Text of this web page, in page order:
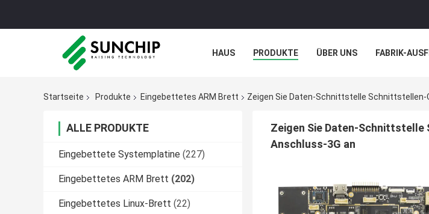
HAUS PRODUKTE ÜBER UNS FABRIK-
Startseite
Produkte Eingebettetes ARM Brett Zeigen Sie Daten-Schnittstelle
ALLE PRODUKTE
Eingebettete Systemplatine (227)
Eingebettetes ARM Brett (202)
Eingebettetes Linux-Brett (22)
Zeigen Sie Daten-
Anschluss-3G an